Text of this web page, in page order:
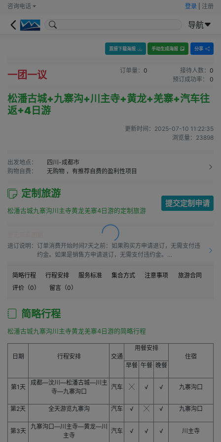
咨询电话 登录 注册
导航
直接下载海报 手动生成海报 分享
一团一议 订单量： 0 接待人数： 0
预订成功率：
0
松潘古城+九寨沟+川主寺+黄龙+羌寨+汽车往
返+4日游
更新时间： 2025-07-10 11:22:35
浏览量： 23898
出发地点：
四川-成都市
购物自费：
无购物 ，有推荐自费的盈利性项目
定制旅游
松潘古城九寨沟川主寺黄龙羌寨4日游的定制旅游
提交定制申请
退订说明： 订单消费开始时间7天之前：如果购买方申请退订，无需支付违
约金。如果是销售方申请退订，无需支付违约金。
购买方申请退订，需要按50.0%比例支付违约金。如果是销售方
订单消费开始时间之前4天到订单消费开始时间之前1天：如果购
请退订，需要按15.00%比例支付违约金。
订单消费开始时间之前1天到订单消费开始时间：如果购买方申
订，需要按20.0%比例支付违约金。
订单消费开始时间之后：如果购买方申请退订，需要按100%比
例支付违约金。如果是销售方申请退订，需要按20.0%比例支付
违约金。
简略行程 行程安排 服务标准 集合方式 注意事项
旅游合同
评价（0） 留言（0）
简略行程
松潘古城九寨沟川主寺黄龙羌寨4日游的简略行程
日期 行程安排 交通
用餐安排
住宿
早餐 午餐 晚餐
第1天
成都—汶川—松潘古城—川主
寺—九寨沟口
汽车 ╳ √ √ 九寨沟口
第2天 全天游览九寨沟 汽车 √ ╳ √ 九寨沟口
第3天
九寨沟口—川主寺—黄龙—川
主寺
汽车 √ √ √ 川主寺